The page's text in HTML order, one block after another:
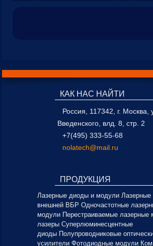
КАК НАС НАЙТИ
Россия, 117342, г. Москва,
Введенского, влд. 8, стр. 2
+7(495) 333-55-68
nolatech@mail.ru
ПРОДУКЦИЯ
Лазерные диоды и модули Лазерные
внешней ВБР Одночастотные
модули Перестраиваемые лазерные
лазеры Суперлюминесцентные
диоды Полупроводниковые
усилители Фотодиодные модули